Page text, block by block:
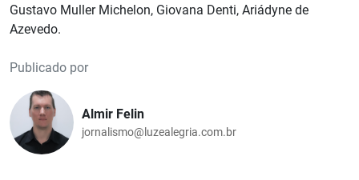
Gustavo Muller Michelon, Giovana Denti, Ariádyne de
Azevedo.
Publicado por
Almir Felin
jornalismo@luzealegria.com.br